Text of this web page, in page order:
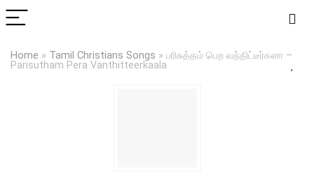
Home » Tamil Christians Songs » பரிசுத்தம் பெற வந்திட்டீர்களா –
Parisutham Pera Vanthitteerkaala